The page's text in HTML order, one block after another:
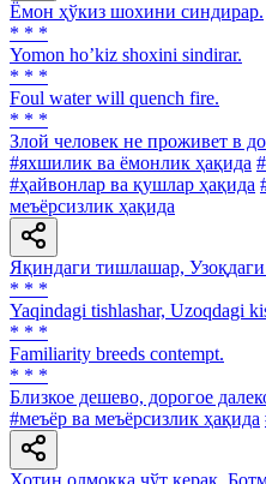
Ёмон ҳўкиз шохини синдирар.
* * *
Yomon hoʼkiz shoxini sindirar.
* * *
Foul water will quench fire.
* * *
Злой человек не проживет в
#яхшилик ва ёмонлик ҳақида
#ҳайвонлар ва қушлар ҳақида
меъёрсизлик ҳақида
Яқиндаги тишлашар,
* * *
Yaqindagi tishlashar, Uzoqdagi
* * *
Familiarity breeds contempt.
* * *
Близкое дешево, дорогое
#меъёр ва меъёрсизлик ҳақида